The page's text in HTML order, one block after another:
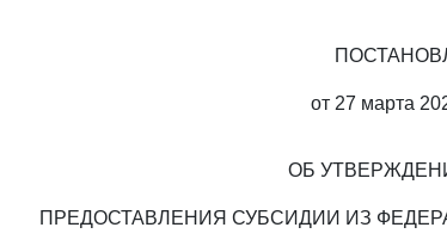
от 27 марта
ОБ
ПРЕДОСТАВЛЕНИЯ СУБСИДИИ ИЗ